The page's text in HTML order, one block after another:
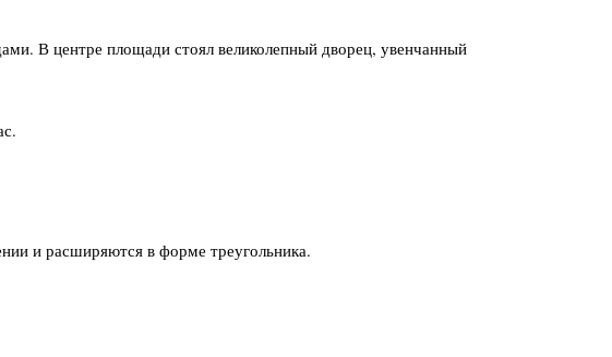
В центре площади стоял великолепный дворец, увенчанный
и расширяются в форме треугольника.